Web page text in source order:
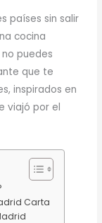
países sin salir
cocina
puedes
que te
inspirados en
viajó por el
Carta